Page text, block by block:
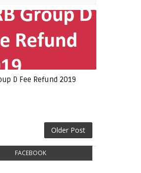
D Fee Refund 2019
Older Post
FACEBOOK